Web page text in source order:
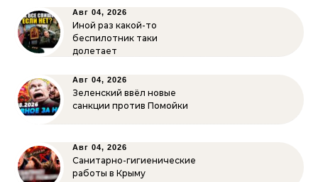
Авг 04, 2026
Иной раз какой-то
беспилотник таки
долетает
Авг 04, 2026
Зеленский ввёл новые
санкции против Помойки
Авг 04, 2026
Санитарно-гигиенические
работы в Крыму